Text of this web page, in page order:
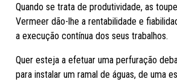
Quando se trata de produtividade, as
Vermeer dão-lhe a rentabilidade e
a execução contínua dos seus trabalhos.
Quer esteja a efetuar uma perfuração
para instalar um ramal de águas, de uma